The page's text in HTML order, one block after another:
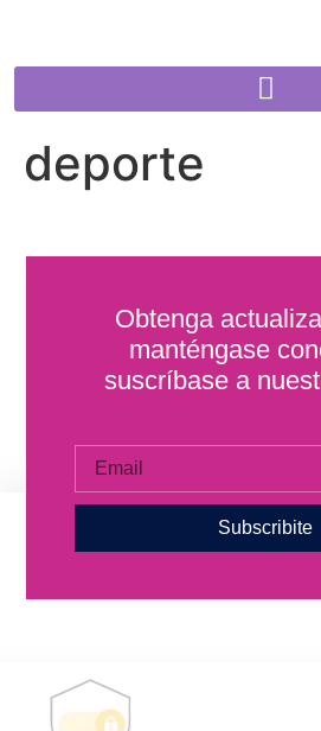
deporte
Obtenga
manténgase
suscríbase a
Subscribite